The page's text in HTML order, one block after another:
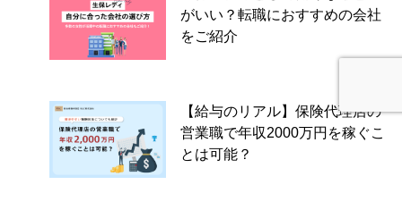
がいい？転職におすすめの会社
をご紹介
【給与のリアル】保険代理店の
営業職で年収2000万円を稼ぐこ
とは可能？